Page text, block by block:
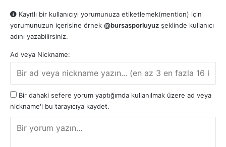
Kayıtlı bir kullanıcıyı yorumunuza etiketlemek(mention) için
yorumunuzun içerisine örnek @bursasporluyuz şeklinde kullanıcı
adını yazabilirsiniz.
Ad veya Nickname:
Bir dahaki sefere yorum yaptığımda kullanılmak üzere ad veya
nickname'i bu tarayıcıya kaydet.